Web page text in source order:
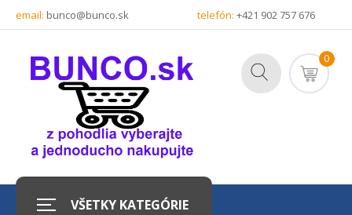
email: bunco@bunco.sk telefón: +421 902 757 676
0
VŠETKY KATEGÓRIE